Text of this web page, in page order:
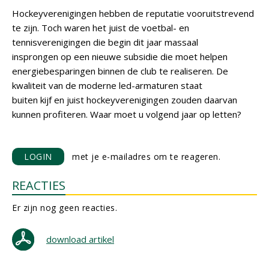
Hockeyverenigingen hebben de reputatie vooruitstrevend
te zijn. Toch waren het juist de voetbal- en
tennisverenigingen die begin dit jaar massaal
insprongen op een nieuwe subsidie die moet helpen
energiebesparingen binnen de club te realiseren. De
kwaliteit van de moderne led-armaturen staat
buiten kijf en juist hockeyverenigingen zouden daarvan
kunnen profiteren. Waar moet u volgend jaar op letten?
LOGIN met je e-mailadres om te reageren.
REACTIES
Er zijn nog geen reacties.
download artikel